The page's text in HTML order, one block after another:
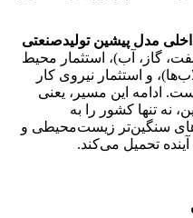
مدل پیشین تولیدصنعتی
گاز، آب)، استثمار محیط
و استثمار نیروی کار
ادامه این مسیر، یعنی
نه تنها کشور را به
سنگین‌تر زیست‌محیطی و
تحمیل می‌کند.